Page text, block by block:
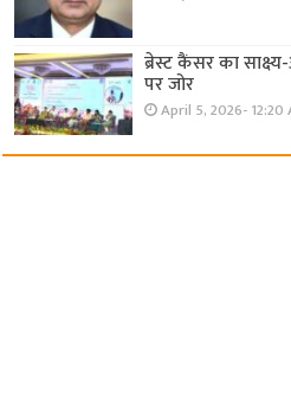
ब्रेस्ट कैंसर का
पर जोर
April 5, 2026- 12:20